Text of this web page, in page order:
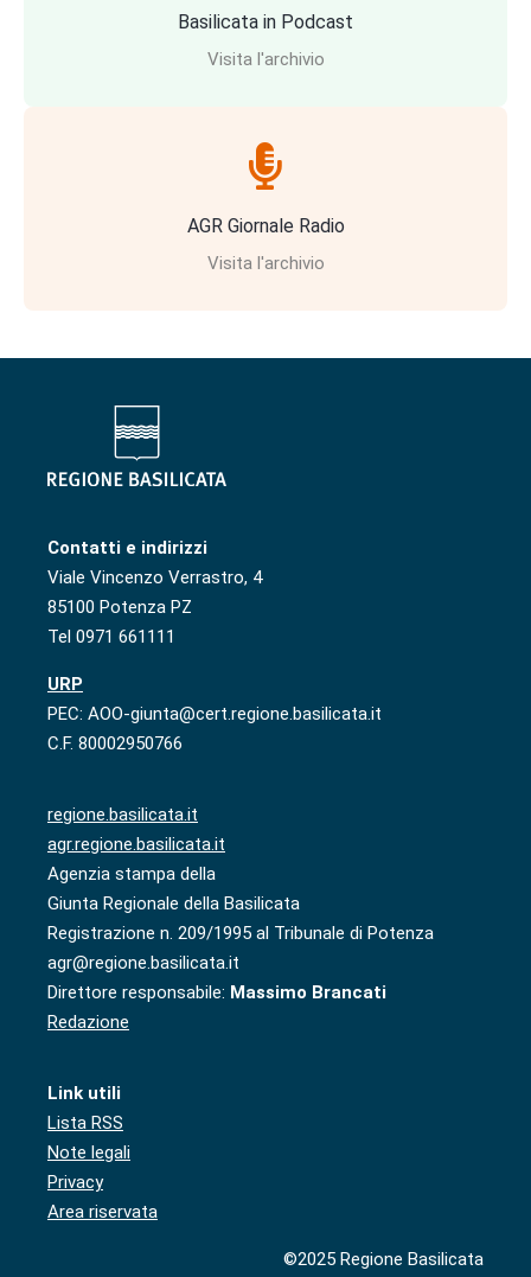
Basilicata in Podcast
Visita l'archivio
AGR Giornale Radio
Visita l'archivio
Contatti e indirizzi
Viale Vincenzo Verrastro, 4
85100 Potenza PZ
Tel 0971 661111
URP
PEC: AOO-giunta@cert.regione.basilicata.it
C.F. 80002950766
regione.basilicata.it
agr.regione.basilicata.it
Agenzia stampa della
Giunta Regionale della Basilicata
Registrazione n. 209/1995 al Tribunale di Potenza
agr@regione.basilicata.it
Direttore responsabile: Massimo Brancati
Redazione
Link utili
Lista RSS
Note legali
Privacy
Area riservata
©2025 Regione Basilicata